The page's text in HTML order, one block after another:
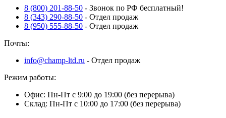
8 (800) 201-88-50 - Звонок по РФ бесплатный!
8 (343) 290-88-50 - Отдел продаж
8 (950) 555-88-50 - Отдел продаж
Почты:
info@champ-ltd.ru - Отдел продаж
Режим работы:
Офис: Пн-Пт с 9:00 до 19:00 (без перерыва)
Склад: Пн-Пт с 10:00 до 17:00 (без перерыва)